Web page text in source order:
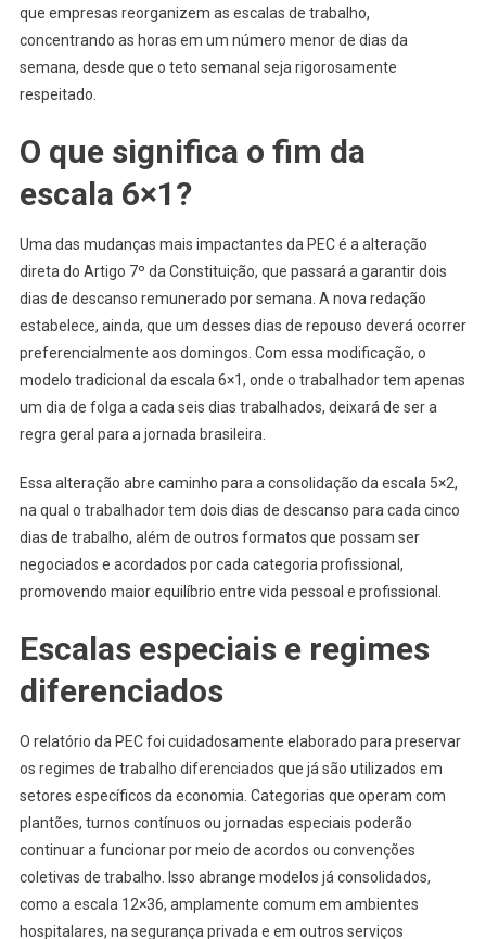
que empresas reorganizem as escalas de trabalho,
concentrando as horas em um número menor de dias da
semana, desde que o teto semanal seja rigorosamente
respeitado.
O que significa o fim da
escala 6×1?
Uma das mudanças mais impactantes da PEC é a alteração
direta do Artigo 7º da Constituição, que passará a garantir dois
dias de descanso remunerado por semana. A nova redação
estabelece, ainda, que um desses dias de repouso deverá ocorrer
preferencialmente aos domingos. Com essa modificação, o
modelo tradicional da escala 6×1, onde o trabalhador tem apenas
um dia de folga a cada seis dias trabalhados, deixará de ser a
regra geral para a jornada brasileira.
Essa alteração abre caminho para a consolidação da escala 5×2,
na qual o trabalhador tem dois dias de descanso para cada cinco
dias de trabalho, além de outros formatos que possam ser
negociados e acordados por cada categoria profissional,
promovendo maior equilíbrio entre vida pessoal e profissional.
Escalas especiais e regimes
diferenciados
O relatório da PEC foi cuidadosamente elaborado para preservar
os regimes de trabalho diferenciados que já são utilizados em
setores específicos da economia. Categorias que operam com
plantões, turnos contínuos ou jornadas especiais poderão
continuar a funcionar por meio de acordos ou convenções
coletivas de trabalho. Isso abrange modelos já consolidados,
como a escala 12×36, amplamente comum em ambientes
hospitalares, na segurança privada e em outros serviços